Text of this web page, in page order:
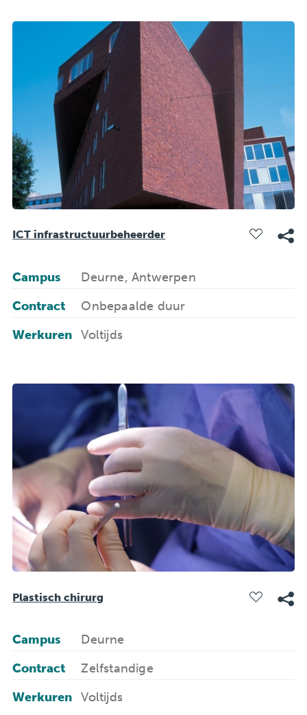
ICT infrastructuurbeheerder
Campus
Deurne, Antwerpen
Contract
Onbepaalde duur
Werkuren
Voltijds
Plastisch chirurg
Campus
Deurne
Contract
Zelfstandige
Werkuren
Voltijds